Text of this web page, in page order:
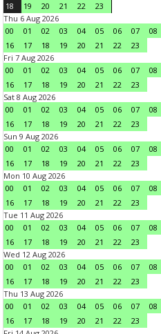
18 19 20 21 22
23
Thu 6 Aug 2026
00
01 02 03 04 05 06 07 08
16
17 18 19 20 21 22
23
Fri 7 Aug 2026
00
01 02 03 04 05 06 07 08
16
17 18 19 20 21 22
23
Sat 8 Aug 2026
00
01 02 03 04 05 06 07 08
16
17 18 19 20 21 22
23
Sun 9 Aug 2026
00
01 02 03 04 05 06 07 08
16
17 18 19 20 21 22
23
Mon 10 Aug 2026
00
01 02 03 04 05 06 07 08
16
17 18 19 20 21 22
23
Tue 11 Aug 2026
00
01 02 03 04 05 06 07 08
16
17 18 19 20 21 22
23
Wed 12 Aug 2026
00
01 02 03 04 05 06 07 08
16
17 18 19 20 21 22
23
Thu 13 Aug 2026
00
01 02 03 04 05 06 07 08
16
17 18 19 20 21 22
23